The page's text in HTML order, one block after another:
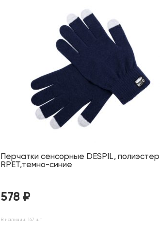
Перчатки сенсорные DESPIL, полиэстер
RPET,темно-синие
578 ₽
В наличии: 167 шт